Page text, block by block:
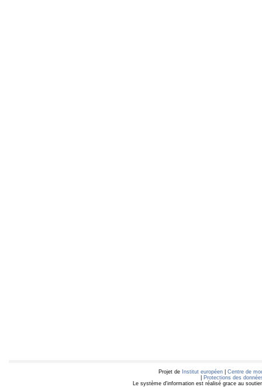
Projet de Institut européen
Centre de
Protections des
Le système d'information est réalisé grace au